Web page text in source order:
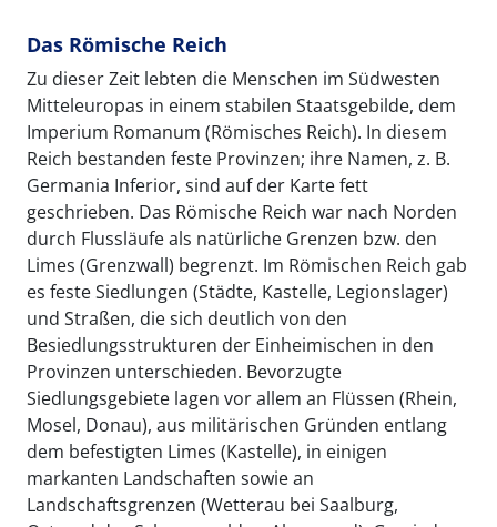
Das Römische Reich
Zu dieser Zeit lebten die Menschen im Südwesten
Mitteleuropas in einem stabilen Staatsgebilde, dem
Imperium Romanum (Römisches Reich). In diesem
Reich bestanden feste Provinzen; ihre Namen, z. B.
Germania Inferior, sind auf der Karte fett
geschrieben. Das Römische Reich war nach Norden
durch Flussläufe als natürliche Grenzen bzw. den
Limes (Grenzwall) begrenzt. Im Römischen Reich gab
es feste Siedlungen (Städte, Kastelle, Legionslager)
und Straßen, die sich deutlich von den
Besiedlungsstrukturen der Einheimischen in den
Provinzen unterschieden. Bevorzugte
Siedlungsgebiete lagen vor allem an Flüssen (Rhein,
Mosel, Donau), aus militärischen Gründen entlang
dem befestigten Limes (Kastelle), in einigen
markanten Landschaften sowie an
Landschaftsgrenzen (Wetterau bei Saalburg,